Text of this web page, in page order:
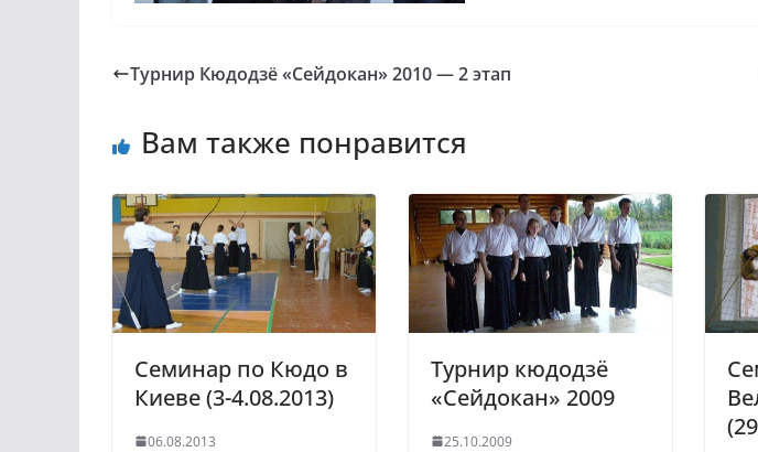
Турнир Кюдодзё «Сейдокан» 2010 — 2 этап
Вам также понравится
Семинар по Кюдо в
Киеве (3-4.08.2013)
06.08.2013
Турнир кюдодзё
«Сейдокан» 2009
25.10.2009